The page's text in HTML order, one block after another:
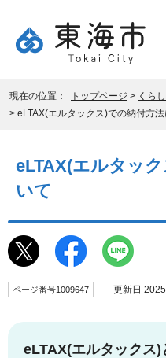
現在の位置： トップページ > くら
> eLTAX(エルタックス)での納付方
eLTAX(エルタッ
いて
ページ番号1009647 更新日 2025
eLTAX(エルタックス)